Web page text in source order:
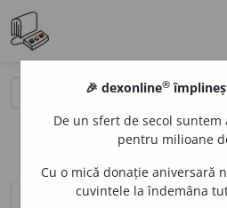
definiții (1)
🎉 dexonline®
De un sfert de secol
pentru milioane
Cu o mică donație aniversară
cuvintele la îndemâna